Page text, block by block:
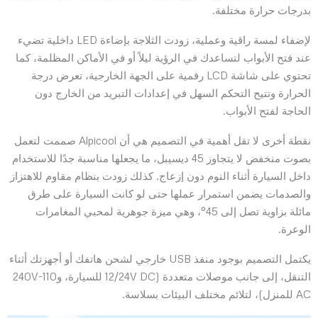
بدرجات حرارة مختلفة.
لإضفاء لمسة راقية وعملية، زودت الثلاجة بإضاءة LED داخلية تضيء
عند فتح الأبواب لتساعدك في الرؤية ليلاً أو في الأماكن المظلمة، كما
تحتوي على شاشة LCD رقمية على الجهة الخارجية، تعرض درجة
الحرارة وتتيح التحكم السهل في إعدادات التبريد من الخارج دون
الحاجة لفتح الأبواب.
نقطة أخرى لا تقل أهمية في التصميم هي أن Alpicool صممت لتعمل
بصوت منخفض لا يتجاوز 45 ديسيبل، ما يجعلها مناسبة جدًا للاستخدام
داخل السيارة أثناء النوم دون إزعاج. كذلك زودت بنظام مقاوم للاهتزاز
والصدمات يضمن استمرار عملها حتى لو كانت السيارة على طرق
مائلة بزاوية تصل إلى 45°، وهي ميزة جوهرية لمحبي المغامرات
الوعرة.
يكتمل التصميم بوجود منفذ USB خارجي لشحن هاتفك أو أجهزتك أثناء
التنقل، إلى جانب موصلات متعددة (12/24V DC للسيارة، و110-240V
AC للمنزل)، لتلائم مختلف البيئات بسلاسة.